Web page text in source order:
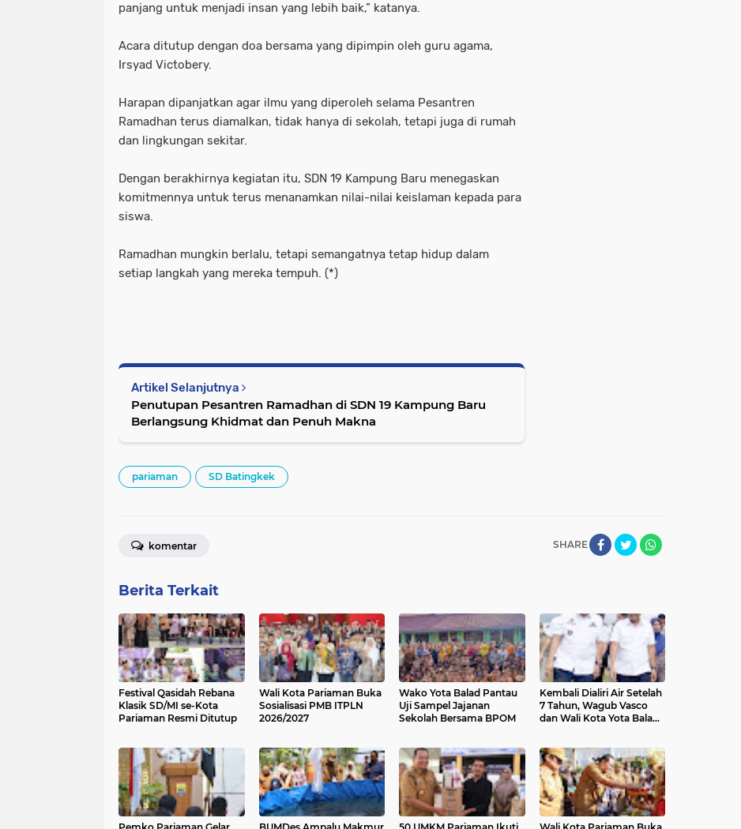
panjang untuk menjadi insan yang lebih baik,” katanya.
Acara ditutup dengan doa bersama yang dipimpin oleh guru agama,
Irsyad Victobery.
Harapan dipanjatkan agar ilmu yang diperoleh selama Pesantren
Ramadhan terus diamalkan, tidak hanya di sekolah, tetapi juga di rumah
dan lingkungan sekitar.
Dengan berakhirnya kegiatan itu, SDN 19 Kampung Baru menegaskan
komitmennya untuk terus menanamkan nilai-nilai keislaman kepada para
siswa.
Ramadhan mungkin berlalu, tetapi semangatnya tetap hidup dalam
setiap langkah yang mereka tempuh. (*)
Artikel Selanjutnya
Penutupan Pesantren Ramadhan di SDN 19 Kampung Baru
Berlangsung Khidmat dan Penuh Makna
pariaman SD Batingkek
SHARE
komentar
Berita Terkait
Festival Qasidah Rebana
Klasik SD/MI se-Kota
Pariaman Resmi Ditutup
Wali Kota Pariaman Buka
Sosialisasi PMB ITPLN
2026/2027
Wako Yota Balad Pantau
Uji Sampel Jajanan
Sekolah Bersama BPOM
Kembali Dialiri Air Setelah
7 Tahun, Wagub Vasco
dan Wali Kota Yota Balad